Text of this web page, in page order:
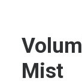
Mist